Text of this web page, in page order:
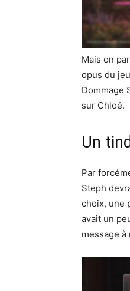
Mais on
opus du
Dommage
sur Chloé.
Un
Par
Steph
choix, une
avait un
message à